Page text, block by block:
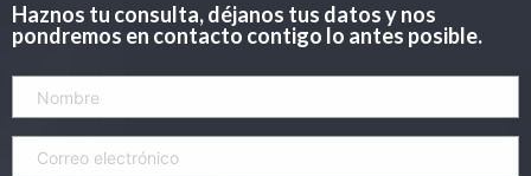
Haznos tu consulta, déjanos tus datos y nos
pondremos en contacto contigo lo antes posible.